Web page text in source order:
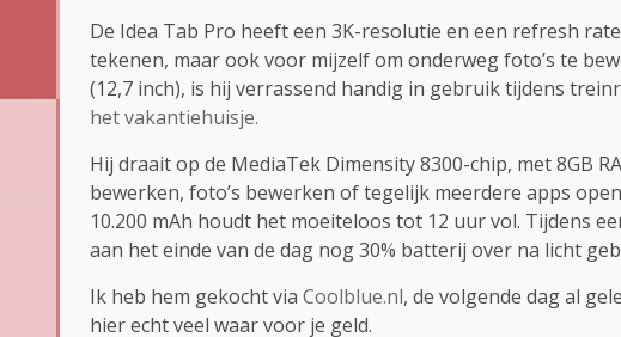
De Idea Tab Pro heeft een 3K-resolutie en een refresh
tekenen, maar ook voor mijzelf om onderweg foto’s te
(12,7 inch), is hij verrassend handig in gebruik tijdens
het vakantiehuisje.
Hij draait op de MediaTek Dimensity 8300-chip, met 8GB
bewerken, foto’s bewerken of tegelijk meerdere apps
10.200 mAh houdt het moeiteloos tot 12 uur vol. Tijdens
aan het einde van de dag nog 30% batterij over na licht
Ik heb hem gekocht via Coolblue.nl, de volgende dag al
hier echt veel waar voor je geld.